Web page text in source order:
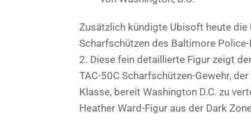
Zusätzlich kündigte Ubisoft heute die
Scharfschützen des Baltimore
2. Diese fein detaillierte Figur zeigt
TAC-50C Scharfschützen-Gewehr,
Klasse, bereit Washington D.C. zu
Heather Ward-Figur aus der Dark